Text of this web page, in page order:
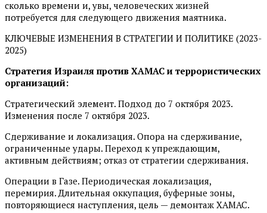
сколько времени и, увы, человеческих жизней
потребуется для следующего движения маятника.
КЛЮЧЕВЫЕ ИЗМЕНЕНИЯ В СТРАТЕГИИ И ПОЛИТИКЕ (2023-
2025)
Стратегия Израиля против ХАМАС и террористических
организаций:
Стратегический элемент. Подход до 7 октября 2023.
Изменения после 7 октября 2023.
Сдерживание и локализация. Опора на сдерживание,
ограниченные удары. Переход к упреждающим,
активным действиям; отказ от стратегии сдерживания.
Операции в Газе. Периодическая локализация,
перемирия. Длительная оккупация, буферные зоны,
повторяющиеся наступления, цель — демонтаж ХАМАС.